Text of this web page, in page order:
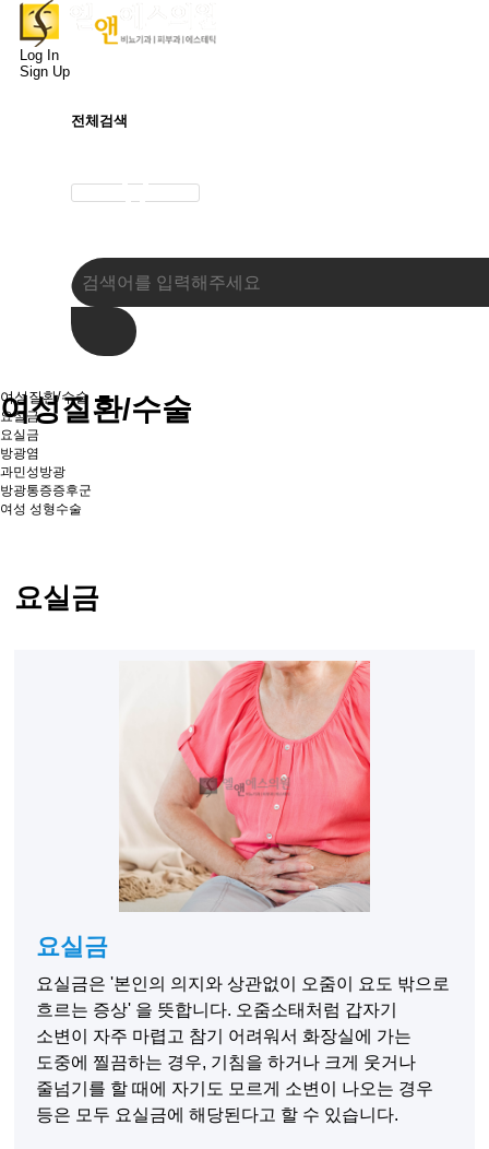
Log In
Sign Up
전체검색
여성질환/수술
여성질환/수술
요실금
요실금
방광염
과민성방광
방광통증증후군
여성 성형수술
요실금
요실금
요실금은 '본인의 의지와 상관없이 오줌이 요도 밖으로
흐르는 증상' 을 뜻합니다. 오줌소태처럼 갑자기
소변이 자주 마렵고 참기 어려워서 화장실에 가는
도중에 찔끔하는 경우, 기침을 하거나 크게 웃거나
줄넘기를 할 때에 자기도 모르게 소변이 나오는 경우
등은 모두 요실금에 해당된다고 할 수 있습니다.